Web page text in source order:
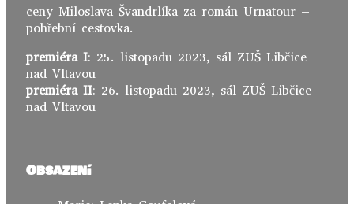
ceny Miloslava Švandrlíka za román Urnatour –
pohřební cestovka.
premiéra I: 25. listopadu 2023, sál ZUŠ Libčice
nad Vltavou
premiéra II: 26. listopadu 2023, sál ZUŠ Libčice
nad Vltavou
Obsazení